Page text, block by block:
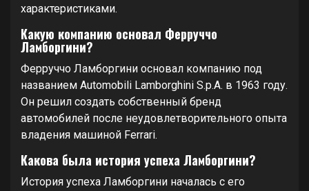
характеристиками.
Какую компанию основал Ферруччо
Ламборгини?
Ферруччо Ламборгини основал компанию под
названием Automobili Lamborghini S.p.A. в 1963 году.
Он решил создать собственный бренд
автомобилей после неудовлетворительного опыта
владения машиной Ferrari.
Какова была история успеха Ламборгини?
История успеха Ламборгини началась с его